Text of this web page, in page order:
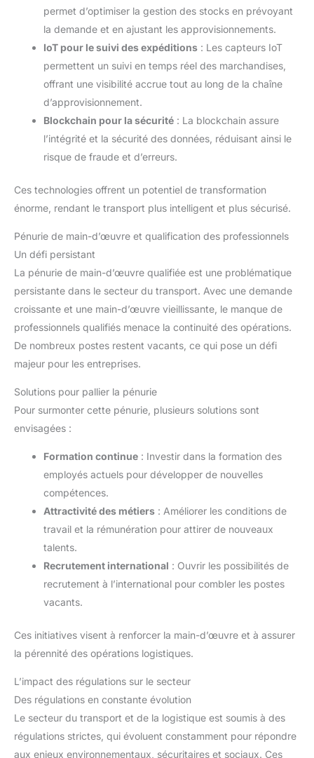
permet d’optimiser la gestion des stocks en prévoyant
la demande et en ajustant les approvisionnements.
IoT pour le suivi des expéditions : Les capteurs IoT
permettent un suivi en temps réel des marchandises,
offrant une visibilité accrue tout au long de la chaîne
d’approvisionnement.
Blockchain pour la sécurité : La blockchain assure
l’intégrité et la sécurité des données, réduisant ainsi le
risque de fraude et d’erreurs.
Ces technologies offrent un potentiel de transformation
énorme, rendant le transport plus intelligent et plus sécurisé.
Pénurie de main-d’œuvre et qualification des professionnels
Un défi persistant
La pénurie de main-d’œuvre qualifiée est une problématique
persistante dans le secteur du transport. Avec une demande
croissante et une main-d’œuvre vieillissante, le manque de
professionnels qualifiés menace la continuité des opérations.
De nombreux postes restent vacants, ce qui pose un défi
majeur pour les entreprises.
Solutions pour pallier la pénurie
Pour surmonter cette pénurie, plusieurs solutions sont
envisagées :
Formation continue : Investir dans la formation des
employés actuels pour développer de nouvelles
compétences.
Attractivité des métiers : Améliorer les conditions de
travail et la rémunération pour attirer de nouveaux
talents.
Recrutement international : Ouvrir les possibilités de
recrutement à l’international pour combler les postes
vacants.
Ces initiatives visent à renforcer la main-d’œuvre et à assurer
la pérennité des opérations logistiques.
L’impact des régulations sur le secteur
Des régulations en constante évolution
Le secteur du transport et de la logistique est soumis à des
régulations strictes, qui évoluent constamment pour répondre
aux enjeux environnementaux, sécuritaires et sociaux. Ces